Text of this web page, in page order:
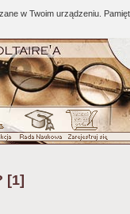
w Twoim urządzeniu.
[1]